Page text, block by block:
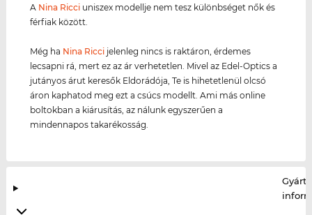
A Nina Ricci uniszex modellje nem tesz különbséget nők és
férfiak között.
Még ha Nina Ricci jelenleg nincs is raktáron, érdemes
lecsapni rá, mert ez az ár verhetetlen. Mivel az Edel-Optics a
jutányos árut keresők Eldorádója, Te is hihetetlenül olcsó
áron kaphatod meg ezt a csúcs modellt. Ami más online
boltokban a kiárusítás, az nálunk egyszerűen a
mindennapos takarékosság.